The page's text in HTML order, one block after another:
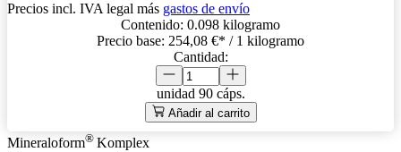
Precios incl. IVA legal más gastos de envío
Contenido: 0.098 kilogramo
Precio base: 254,08 €* / 1 kilogramo
Cantidad:
unidad 90 cáps.
Añadir al carrito
Mineraloform® Komplex